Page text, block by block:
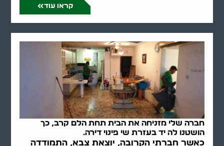
קראו עוד
חברה שלי מזניחה את הבית תחת הלם קרב, כך
הושטנו לה יד בעזרת שי פינוי דירה.
כאשר חברתי הקרובה, יוצאת צבא, התמודדה